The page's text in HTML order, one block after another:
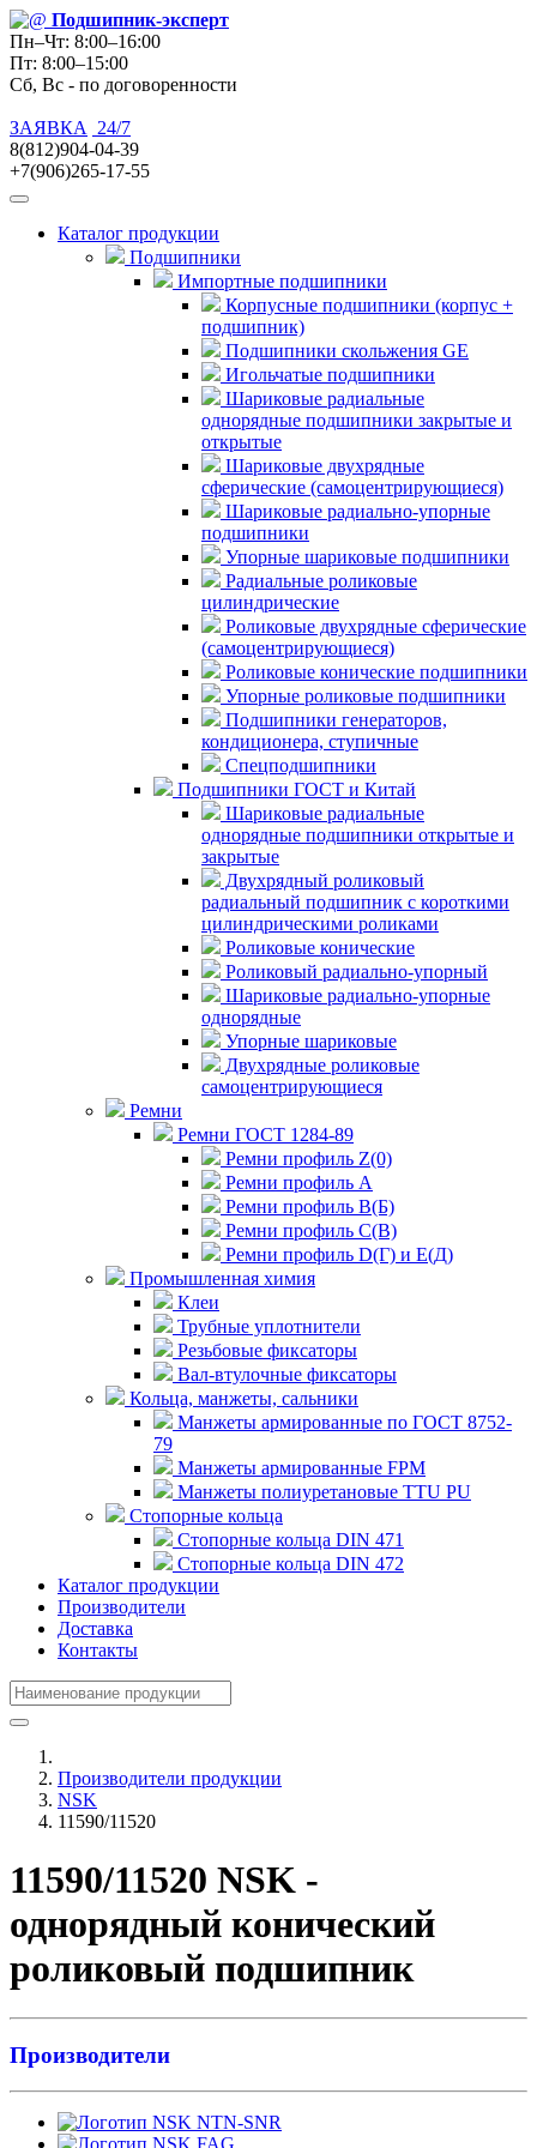
Подшипник-эксперт
Пн–Чт: 8:00–16:00
Пт: 8:00–15:00
Сб, Вс - по договоренности
ЗАЯВКА
24/7
8(812)904-04-39
+7(906)265-17-55
Каталог продукции
Подшипники
Импортные подшипники
Корпусные подшипники (корпус +
подшипник)
Подшипники скольжения GE
Игольчатые подшипники
Шариковые радиальные
однорядные подшипники закрытые и
открытые
Шариковые двухрядные
сферические (самоцентрирующиеся)
Шариковые радиально-упорные
подшипники
Упорные шариковые подшипники
Радиальные роликовые
цилиндрические
Роликовые двухрядные сферические
(самоцентрирующиеся)
Роликовые конические подшипники
Упорные роликовые подшипники
Подшипники генераторов,
кондиционера, ступичные
Спецподшипники
Подшипники ГОСТ и Китай
Шариковые радиальные
однорядные подшипники открытые и
закрытые
Двухрядный роликовый
радиальный подшипник с короткими
цилиндрическими роликами
Роликовые конические
Роликовый радиально-упорный
Шариковые радиально-упорные
однорядные
Упорные шариковые
Двухрядные роликовые
самоцентрирующиеся
Ремни
Ремни ГОСТ 1284-89
Ремни профиль Z(0)
Ремни профиль А
Ремни профиль В(Б)
Ремни профиль С(В)
Ремни профиль D(Г) и E(Д)
Промышленная химия
Клеи
Трубные уплотнители
Резьбовые фиксаторы
Вал-втулочные фиксаторы
Кольца, манжеты, сальники
Манжеты армированные по ГОСТ 8752-
79
Манжеты армированные FPM
Манжеты полиуретановые TTU PU
Стопорные кольца
Стопорные кольца DIN 471
Стопорные кольца DIN 472
Каталог продукции
Производители
Доставка
Контакты
Производители продукции
NSK
11590/11520
11590/11520 NSK -
однорядный конический
роликовый подшипник
Производители
NTN-SNR